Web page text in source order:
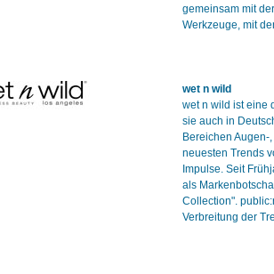
gemeinsam mit
Werkzeuge, mit
wet n wild
wet n wild ist eine
sie auch in
Bereichen
neuesten Trends
Impulse. Seit
als
Collection".
Verbreitung der